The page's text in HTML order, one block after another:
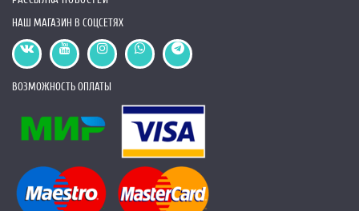
НАШ МАГАЗИН В СОЦСЕТЯХ
ВОЗМОЖНОСТЬ ОПЛАТЫ